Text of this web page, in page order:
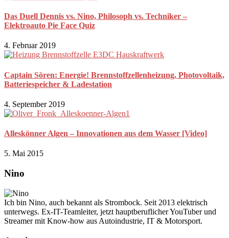
Das Duell Dennis vs. Nino, Philosoph vs. Techniker –
Elektroauto Pie Face Quiz
4. Februar 2019
Captain Sören: Energie! Brennstoffzellenheizung, Photovoltaik,
Batteriespeicher & Ladestation
4. September 2019
Alleskönner Algen – Innovationen aus dem Wasser [Video]
5. Mai 2015
Nino
Ich bin Nino, auch bekannt als Strombock. Seit 2013 elektrisch
unterwegs. Ex-IT-Teamleiter, jetzt hauptberuflicher YouTuber und
Streamer mit Know-how aus Autoindustrie, IT & Motorsport.